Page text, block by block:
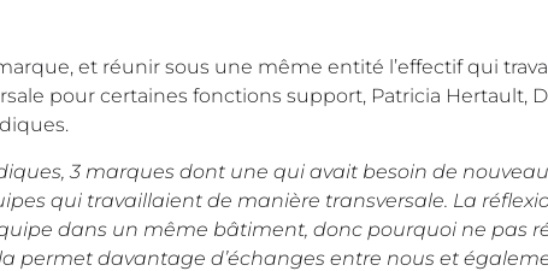
et réunir sous une même entité l’effectif qui
pour certaines fonctions support, Patricia Hertault,
3 marques dont une qui avait besoin de
qui travaillaient de manière transversale. La
dans un même bâtiment, donc pourquoi ne pas
permet davantage d’échanges entre nous et